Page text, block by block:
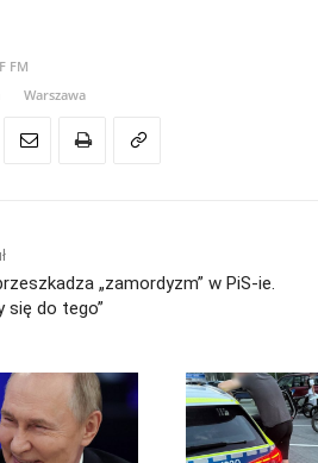
FM
Warszawa
„zamordyzm” w PiS-ie.
się do tego”